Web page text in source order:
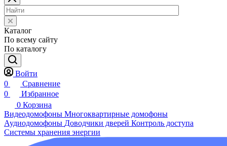
Каталог
По всему сайту
По каталогу
Войти
0
Сравнение
0
Избранное
0 Корзина
Видеодомофоны Многоквартирные домофоны
Аудиодомофоны Доводчики дверей Контроль доступа
Системы хранения энергии